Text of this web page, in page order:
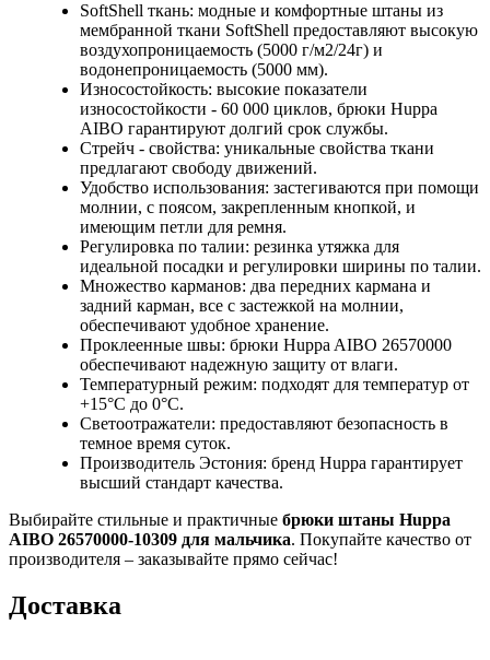
SoftShell ткань: модные и комфортные штаны из
мембранной ткани SoftShell предоставляют высокую
воздухопроницаемость (5000 г/м2/24г) и
водонепроницаемость (5000 мм).
Износостойкость: высокие показатели
износостойкости - 60 000 циклов, брюки Huppa
AIBO гарантируют долгий срок службы.
Стрейч - свойства: уникальные свойства ткани
предлагают свободу движений.
Удобство использования: застегиваются при помощи
молнии, с поясом, закрепленным кнопкой, и
имеющим петли для ремня.
Регулировка по талии: резинка утяжка для
идеальной посадки и регулировки ширины по талии.
Множество карманов: два передних кармана и
задний карман, все с застежкой на молнии,
обеспечивают удобное хранение.
Проклеенные швы: брюки Huppa AIBO 26570000
обеспечивают надежную защиту от влаги.
Температурный режим: подходят для температур от
+15°C до 0°C.
Светоотражатели: предоставляют безопасность в
темное время суток.
Производитель Эстония: бренд Huppa гарантирует
высший стандарт качества.
Выбирайте стильные и практичные брюки штаны Huppa
AIBO 26570000-10309 для мальчика. Покупайте качество от
производителя – заказывайте прямо сейчас!
Доставка